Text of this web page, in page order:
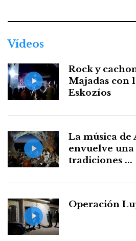
Vídeos
Rock y
Majadas con
Eskozíos
La música de
envuelve una
tradiciones ...
Operación